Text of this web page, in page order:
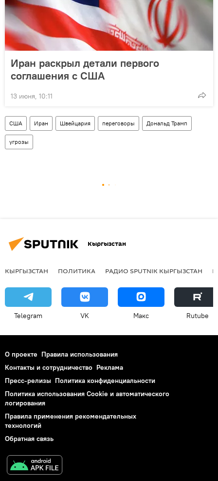
Иран раскрыл детали первого
соглашения с США
13 июня, 10:11
США Иран Швейцария переговоры Дональд Трамп
угрозы
Кыргызстан
КЫРГЫЗСТАН ПОЛИТИКА РАДИО SPUTNIK КЫРГЫЗСТАН
Telegram VK Макс Rutube
О проекте Правила использования
Контакты и сотрудничество Реклама
Пресс-релизы Политика конфиденциальности
Политика использования Cookie и автоматического
логирования
Правила применения рекомендательных
технологий
Обратная связь